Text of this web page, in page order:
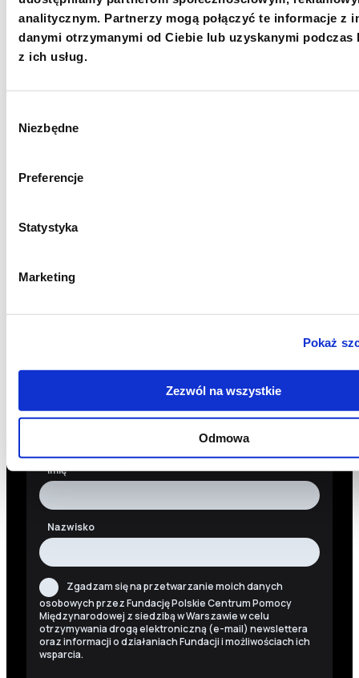
analitycznym. Partnerzy mogą połączyć te informacje z
danymi otrzymanymi od Ciebie lub uzyskanymi podczas
z ich usług.
zgody
Niezbędne
Preferencje
Statystyka
Marketing
Pokaż
Zezwól na wszystkie
Odmowa
+48 22 833 60 22
PON-PT 9:00-17:00
SKOPIUJ NUMER KONTA
newslettera. Informacje o nowościach, naszych planach,
Adres e-mail
Imię
Nazwisko
Zgadzam się na przetwarzanie moich danych
osobowych przez Fundację Polskie Centrum Pomocy
Międzynarodowej z siedzibą w Warszawie w celu
otrzymywania drogą elektroniczną (e-mail) newslettera
oraz informacji o działaniach Fundacji i możliwościach ich
wsparcia.